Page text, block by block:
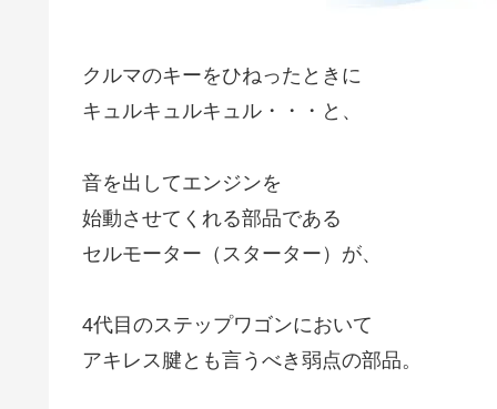
クルマのキーをひねったときに
キュルキュルキュル・・・と、
音を出してエンジンを
始動させてくれる部品である
セルモーター（スターター）が、
4代目のステップワゴンにおいて
アキレス腱とも言うべき弱点の部品。